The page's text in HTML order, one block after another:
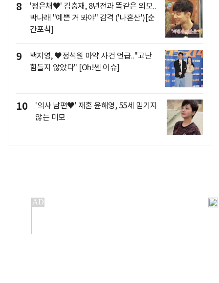
8
'정은채♥' 김충재, 8년전과 똑같은 외모..
박나래 "예쁜 거 봐야" 감격 ('나혼산')[순
간포착]
9
백지영, ♥정석원 마약 사건 언급.."고난
힘들지 않았다" [Oh!쎈 이슈]
10
'의사 남편♥' 재혼 윤해영, 55세 믿기지
않는 미모